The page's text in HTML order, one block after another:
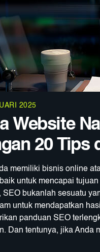
2025
Website
20 Tips
memiliki bisnis online
untuk mencapai
SEO bukanlah sesuatu
untuk mendapatkan
panduan SEO
Dan tentunya, jika Anda